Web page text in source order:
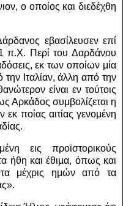
ο οποίος και διεδέχθη
εβασίλευσεν επί
π.Χ. Περί του Δαρδάνου
εκ των οποίων μία
Ιταλίαν, άλλη από την
είναι εν τούτοις
Αρκάδος συμβολίζεται η
ποίας αιτίας γενομένη
εις προϊστορικούς
ήθη και έθιμα, όπως και
μέχρις ημών από τα